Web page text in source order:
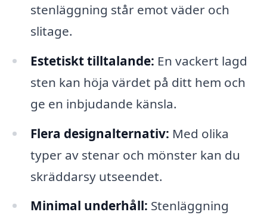
stenläggning står emot väder och
slitage.
Estetiskt tilltalande: En vackert lagd
sten kan höja värdet på ditt hem och
ge en inbjudande känsla.
Flera designalternativ: Med olika
typer av stenar och mönster kan du
skräddarsy utseendet.
Minimal underhåll: Stenläggning